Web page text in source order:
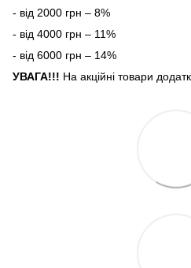
- від 2000 грн – 8%
- від 4000 грн – 11%
- від 6000 грн – 14%
УВАГА!!! На акційні товари